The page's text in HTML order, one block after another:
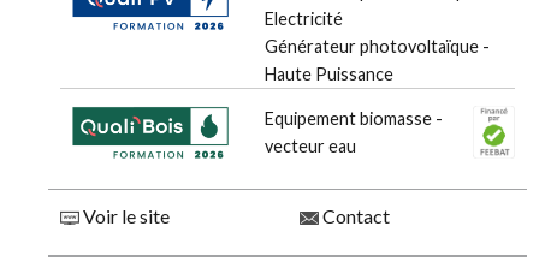
Electricité
Générateur photovoltaïque -
Haute Puissance
Equipement biomasse -
vecteur eau
Voir le site Contact